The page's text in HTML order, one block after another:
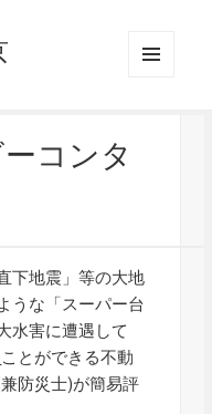
ーコンタ
下地震」等の大地
うな「スーパー台
水害に遭遇して
ことができる不動
防災士)が簡易評